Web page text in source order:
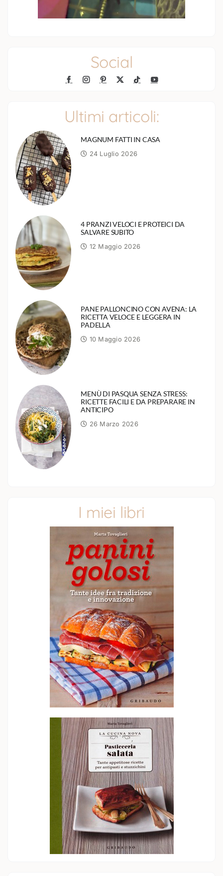
Social
Ultimi articoli:
MAGNUM FATTI IN CASA
24 Luglio 2026
4 PRANZI VELOCI E PROTEICI DA
SALVARE SUBITO
12 Maggio 2026
PANE PALLONCINO CON AVENA: LA
RICETTA VELOCE E LEGGERA IN
PADELLA
10 Maggio 2026
MENÙ DI PASQUA SENZA STRESS:
RICETTE FACILI E DA PREPARARE IN
ANTICIPO
26 Marzo 2026
I miei libri